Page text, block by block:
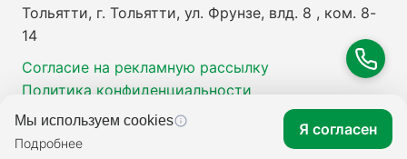
Тольятти, г. Тольятти, ул. Фрунзе, влд. 8 , ком. 8-
14
Согласие на рекламную рассылку
Политика конфиденциальности
Мы используем cookies
Подробнее
Я согласен